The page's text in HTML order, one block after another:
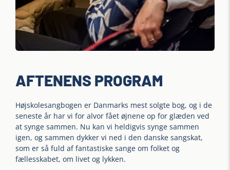
AFTENENS PROGRAM
Højskolesangbogen er Danmarks mest solgte bog, og i de
seneste år har vi for alvor fået øjnene op for glæden ved
at synge sammen. Nu kan vi heldigvis synge sammen
igen, og sammen dykker vi ned i den danske sangskat,
som er så fuld af fantastiske sange om folket og
fællesskabet, om livet og lykken.